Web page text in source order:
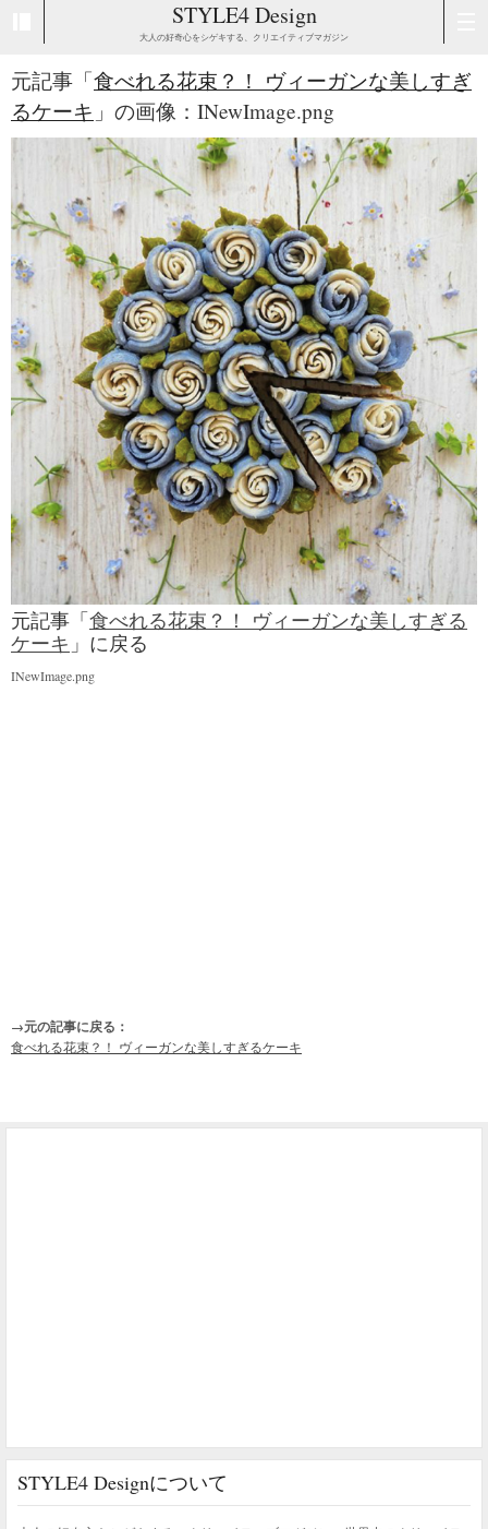
STYLE4 Design
大人の好奇心をシゲキする、クリエイティブマガジン
元記事「食べれる花束？！ ヴィーガンな美しすぎ
るケーキ 」の画像：INewImage.png
元記事「食べれる花束？！ ヴィーガンな美しすぎる
ケーキ 」に戻る
INewImage.png
→元の記事に戻る：
食べれる花束？！ ヴィーガンな美しすぎるケーキ
STYLE4 Designについて